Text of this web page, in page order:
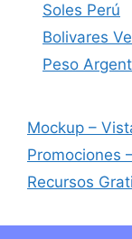
Soles Perú
Bolivares
Peso
Mockup –
Promociones
Recursos